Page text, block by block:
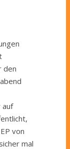
den
auf
von
mal